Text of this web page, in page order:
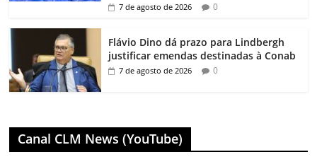
7 de agosto de 2026 0
Flávio Dino dá prazo para Lindbergh
justificar emendas destinadas à Conab
7 de agosto de 2026 0
Canal CLM News (YouTube)